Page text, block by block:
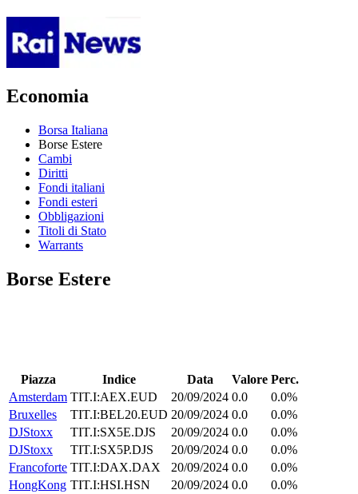
Economia
Borsa Italiana
Borse Estere
Cambi
Diritti
Fondi italiani
Fondi esteri
Obbligazioni
Titoli di Stato
Warrants
Borse Estere
Piazza Indice Data Valore Perc.
Amsterdam TIT.I:AEX.EUD 20/09/2024 0.0
0.0%
Bruxelles
TIT.I:BEL20.EUD 20/09/2024 0.0
0.0%
DJStoxx
TIT.I:SX5E.DJS 20/09/2024 0.0
0.0%
DJStoxx
TIT.I:SX5P.DJS 20/09/2024 0.0
0.0%
Francoforte TIT.I:DAX.DAX 20/09/2024 0.0
0.0%
HongKong TIT.I:HSI.HSN 20/09/2024 0.0
0.0%